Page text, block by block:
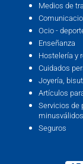
Medios de
Ocio -
Enseñanza
Hostelería y
Cuidados
Joyería,
Artículos
Servicios de
Seguros